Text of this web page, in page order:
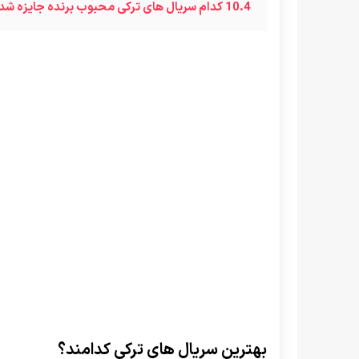
10.4کدام سریال های ترکی محبوب برنده جایزه
بهترین سریال های ترکی کدامند؟